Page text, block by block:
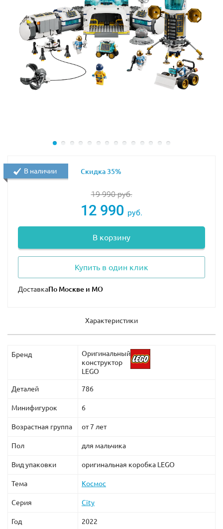
В набор LEGO 60433 входят 6 минифигурок
космического экипажа.
Конструктор LEGO 60433 - идеальный подарок для
всех любителей космоса и научной фантастики!
Размер модели в собранном виде составляет 9х40х35
19 990руб.
12 990 руб.
В корзину
Купить в один клик
Доставка
В наличии Скидка 35%
Характеристики
Бренд
Оригинальный
конструктор
LEGO
Деталей 786
Минифигурок 6
Возрастная группа от 7 лет
Пол для мальчика
Вид упаковки оригинальная коробка LEGO
Тема Космос
Серия City
Год 2022